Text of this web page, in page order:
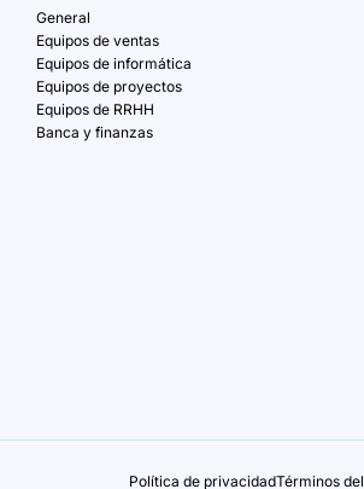
General
Equipos de ventas
Equipos de informática
Equipos de proyectos
Equipos de RRHH
Banca y finanzas
Política de privacidadTérminos